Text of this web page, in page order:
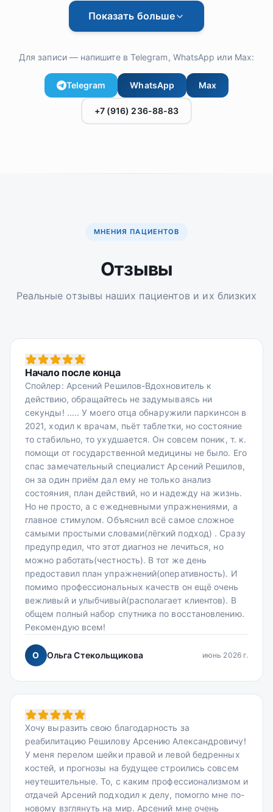
Показать больше
Для записи — напишите в Telegram, WhatsApp или Max:
Telegram WhatsApp Max
+7 (916) 236-88-83
МНЕНИЯ ПАЦИЕНТОВ
Отзывы
Реальные отзывы наших пациентов и их близких
Начало после конца
Спойлер: Арсений Решилов-Вдохновитель к
действию, обращайтесь не задумываясь ни
секунды! ..... У моего отца обнаружили паркинсон в
2021, ходил к врачам, пьёт таблетки, но состояние
то стабильно, то ухудшается. Он совсем поник, т. к.
помощи от государственной медицины не было. Его
спас замечательный специалист Арсений Решилов,
он за один приём дал ему не только анализ
состояния, план действий, но и надежду на жизнь.
Но не просто, а с ежедневными упражнениями, а
главное стимулом. Объяснил всё самое сложное
самыми простыми словами(лёгкий подход) . Сразу
предупредил, что этот диагноз не лечиться, но
можно работать(честность). В тот же день
предоставил план упражнений(оперативность). И
помимо профессиональных качеств он ещё очень
вежливый и улыбчивый(располагает клиентов). В
общем полный набор спутника по восстановлению.
Рекомендую всем!
О Ольга Стекольщикова июнь 2026 г.
Хочу выразить свою благодарность за
реабилитацию Решилову Арсению Александровичу!
У меня перелом шейки правой и левой бедренных
костей, и прогнозы на будущее строились совсем
неутешительные. То, с каким профессионализмом и
отдачей Арсений подходил к делу, помогло мне по-
новому взглянуть на мир. Арсений мне очень